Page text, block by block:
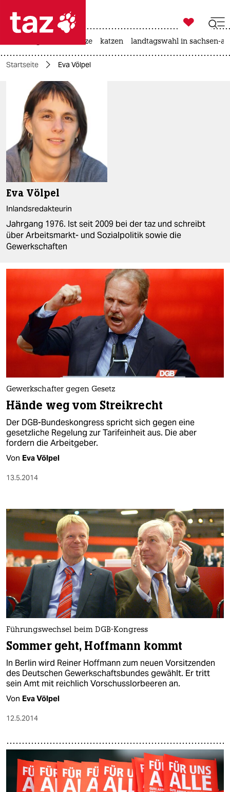
 taz zahl ich
taz zahl ich
themen
politik
öko
gesellschaft
kultur
sport
berlin
nord
wahrheit
verlag
veranstaltungen
fragen & hilfe
unterstützen
abo
genossenschaft
epaper login

taz zahl ich
hitze katzen landtagswahl in sachsen-
Startseite Eva Völpel
Eva Völpel
Inlandsredakteurin
Jahrgang 1976. Ist seit 2009 bei der taz und schreibt
über Arbeitsmarkt- und Sozialpolitik sowie die
Gewerkschaften
Gewerkschafter gegen Gesetz
Hände weg vom Streikrecht
Der DGB-Bundeskongress spricht sich gegen eine
gesetzliche Regelung zur Tarifeinheit aus. Die aber
fordern die Arbeitgeber.
Von Eva Völpel
13.5.2014
Führungswechsel beim DGB-Kongress
Sommer geht, Hoffmann kommt
In Berlin wird Reiner Hoffmann zum neuen Vorsitzenden
des Deutschen Gewerkschaftsbundes gewählt. Er tritt
sein Amt mit reichlich Vorschusslorbeeren an.
Von Eva Völpel
12.5.2014